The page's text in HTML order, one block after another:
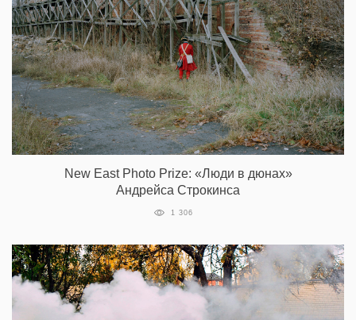
New East Photo Prize: «Люди в дюнах»
Андрейса Строкинса
1 306